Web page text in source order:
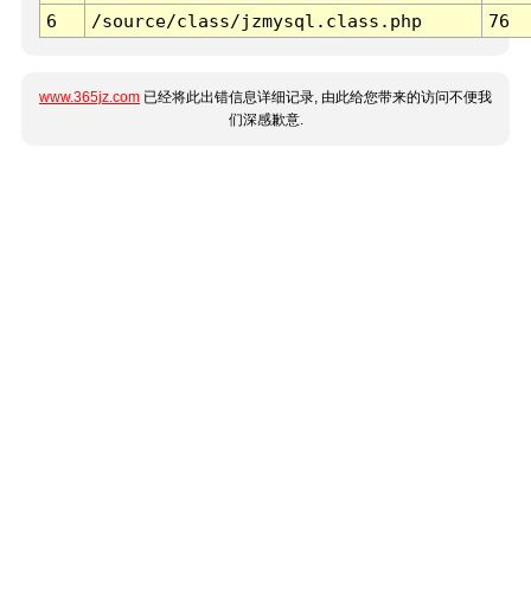
6
/source/class/jzmysql.class.php 76
www.365jz.com 已经将此出错信息详细记录, 由此给您带来的访问不便我
们深感歉意.